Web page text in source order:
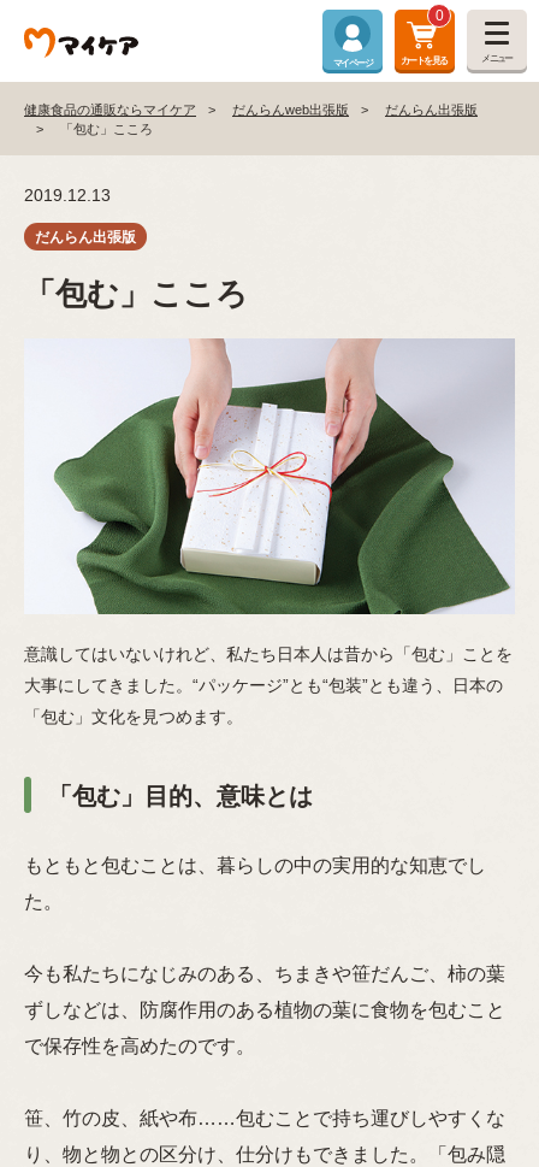
マイページ
0
カートを見る メニュー
健康食品の通販ならマイケア だんらんweb出張版
だんらん出張版
「包む」こころ
2019.12.13
「包む」こころ
意識してはいないけれど、私たち日本人は昔から「包む」ことを
大事にしてきました。“パッケージ”とも“包装”とも違う、日本の
「包む」文化を見つめます。
「包む」目的、意味とは
もともと包むことは、暮らしの中の実用的な知恵でし
た。
今も私たちになじみのある、ちまきや笹だんご、柿の葉
ずしなどは、防腐作用のある植物の葉に食物を包むこと
で保存性を高めたのです。
笹、竹の皮、紙や布……包むことで持ち運びしやすくな
り、物と物との区分け、仕分けもできました。「包み隠